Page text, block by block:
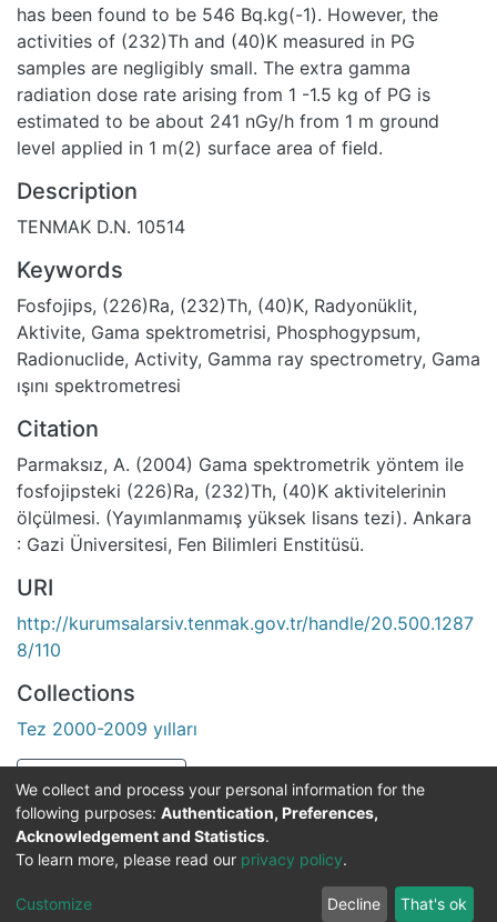
has been found to be 546 Bq.kg(-1). However, the
activities of (232)Th and (40)K measured in PG
samples are negligibly small. The extra gamma
radiation dose rate arising from 1 -1.5 kg of PG is
estimated to be about 241 nGy/h from 1 m ground
level applied in 1 m(2) surface area of field.
Description
TENMAK D.N. 10514
Keywords
Fosfojips, (226)Ra, (232)Th, (40)K, Radyonüklit,
Aktivite, Gama spektrometrisi, Phosphogypsum,
Radionuclide, Activity, Gamma ray spectrometry, Gama
ışını spektrometresi
Citation
Parmaksız, A. (2004) Gama spektrometrik yöntem ile
fosfojipsteki (226)Ra, (232)Th, (40)K aktivitelerinin
ölçülmesi. (Yayımlanmamış yüksek lisans tezi). Ankara
: Gazi Üniversitesi, Fen Bilimleri Enstitüsü.
URI
http://kurumsalarsiv.tenmak.gov.tr/handle/20.500.1287
8/110
Collections
Tez 2000-2009 yılları
Full item page
DSpace softwarecopyright © 2002-2026
Mirakıl Veri İşleme
Help
Cookie
Send
TENMAK
We collect and process your personal information for the
following purposes: Authentication, Preferences,
Acknowledgement and Statistics.
To learn more, please read our privacy policy.
Customize Decline That's ok